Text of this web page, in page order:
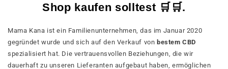
Shop kaufen solltest 🛒🛒.
Mama Kana ist ein Familienunternehmen, das im Januar 2020
gegründet wurde und sich auf den Verkauf von bestem CBD
spezialisiert hat. Die vertrauensvollen Beziehungen, die wir
dauerhaft zu unseren Lieferanten aufgebaut haben, ermöglichen